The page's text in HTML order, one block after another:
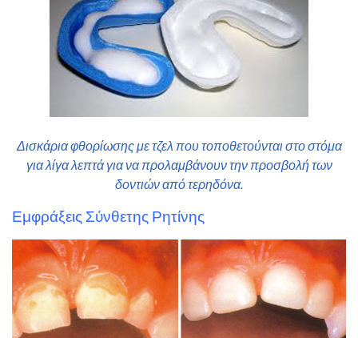
Δισκάρια φθορίωσης με τζελ που τοποθετούνται στο στόμα
για λίγα λεπτά για να προλαμβάνουν την προσβολή των
δοντιών από τερηδόνα.
Εμφράξεις Σύνθετης Ρητίνης